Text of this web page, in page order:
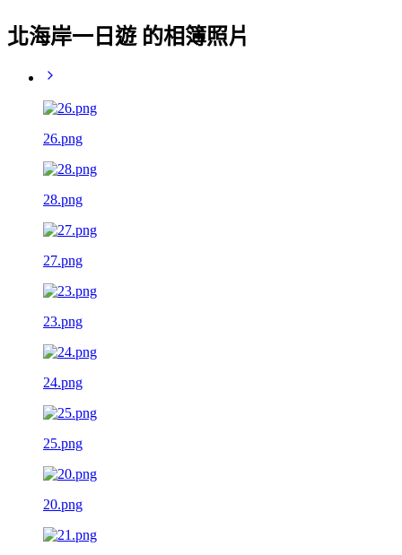
北海岸一日遊 的相簿照片
26.png
28.png
27.png
23.png
24.png
25.png
20.png